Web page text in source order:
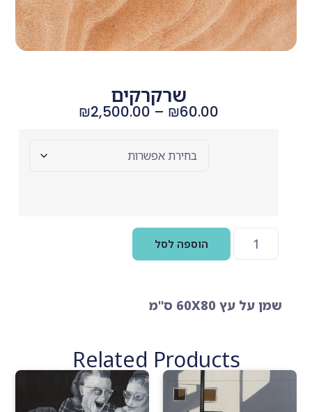
שרקרקים
₪60.00
–
₪2,500.00
הוספה לסל
שמן על עץ 60X80 ס"מ
Related Products